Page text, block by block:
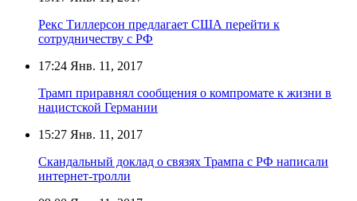
Рекс Тиллерсон предлагает США перейти к
сотрудничеству с РФ
17:24 Янв. 11, 2017
Трамп приравнял сообщения о компромате к жизни в
нацистской Германии
15:27 Янв. 11, 2017
Скандальный доклад о связях Трампа с РФ написали
интернет-тролли